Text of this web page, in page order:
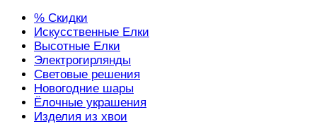
% Скидки
Искусственные Елки
Высотные Елки
Электрогирлянды
Световые решения
Новогодние шары
Ёлочные украшения
Изделия из хвои